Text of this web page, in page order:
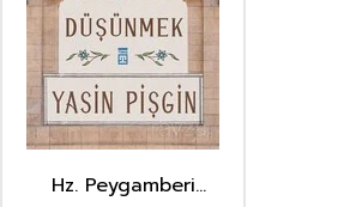
Hz. Peygamberi